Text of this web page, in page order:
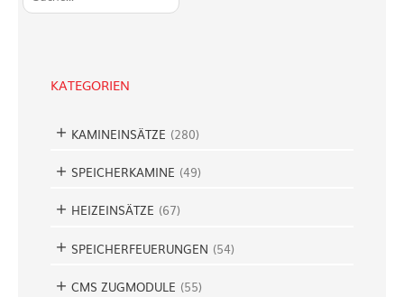
u
KATEGORIEN
KAMINEINSÄTZE (280)
SPEICHERKAMINE (49)
HEIZEINSÄTZE (67)
SPEICHERFEUERUNGEN (54)
CMS ZUGMODULE (55)